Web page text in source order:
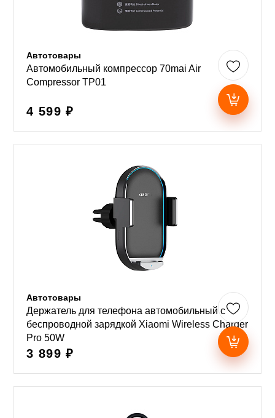
Автотовары
Автомобильный компрессор 70mai Air
Compressor TP01
4 599 ₽
Автотовары
Держатель для телефона автомобильный с
беcпроводной зарядкой Xiaomi Wireless Charger
Pro 50W
3 899 ₽